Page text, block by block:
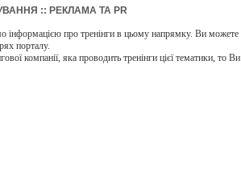
:: РЕКЛАМА ТА PR
інформацією про тренінги в цьому напрямку. Ви можете
порталу.
компанії, яка проводить тренінги цієї тематики, то